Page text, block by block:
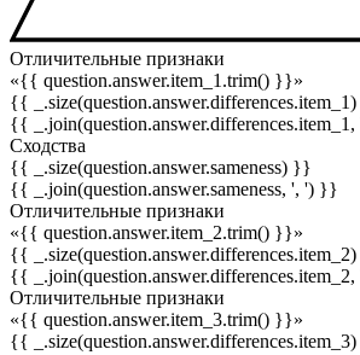
Отличительные признаки
«{{ question.answer.item_1.trim() }}»
{{
{{
Сходства
{{ _.size(question.answer.sameness) }}
{{ _.join(question.answer.sameness, ', ') }}
Отличительные признаки
«{{ question.answer.item_2.trim() }}»
{{
{{
Отличительные признаки
«{{ question.answer.item_3.trim() }}»
{{